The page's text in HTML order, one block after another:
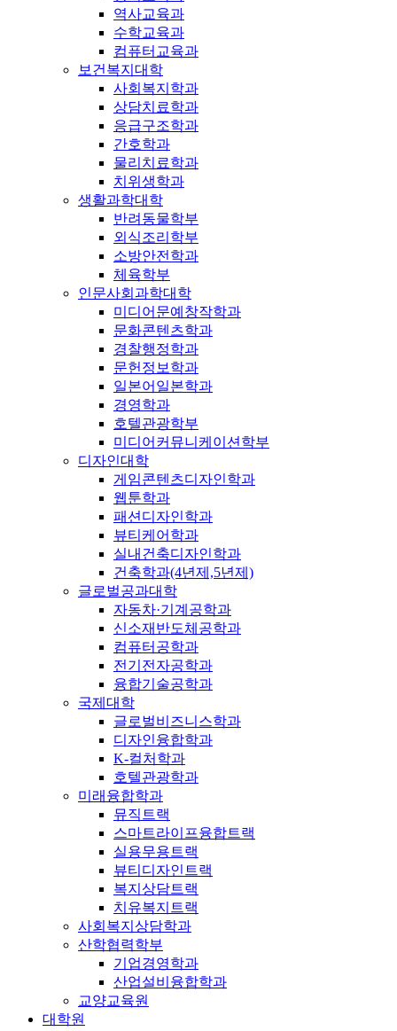
역사교육과
수학교육과
컴퓨터교육과
보건복지대학
사회복지학과
상담치료학과
응급구조학과
간호학과
물리치료학과
치위생학과
생활과학대학
반려동물학부
외식조리학부
소방안전학과
체육학부
인문사회과학대학
미디어문예창작학과
문화콘텐츠학과
경찰행정학과
문헌정보학과
일본어일본학과
경영학과
호텔관광학부
미디어커뮤니케이션학부
디자인대학
게임콘텐츠디자인학과
웹툰학과
패션디자인학과
뷰티케어학과
실내건축디자인학과
건축학과(4년제,5년제)
글로벌공과대학
자동차·기계공학과
신소재반도체공학과
컴퓨터공학과
전기전자공학과
융합기술공학과
국제대학
글로벌비즈니스학과
디자인융합학과
K-컬처학과
호텔관광학과
미래융합학과
뮤직트랙
스마트라이프융합트랙
실용무용트랙
뷰티디자인트랙
복지상담트랙
치유복지트랙
사회복지상담학과
산학협력학부
기업경영학과
산업설비융합학과
교양교육원
대학원